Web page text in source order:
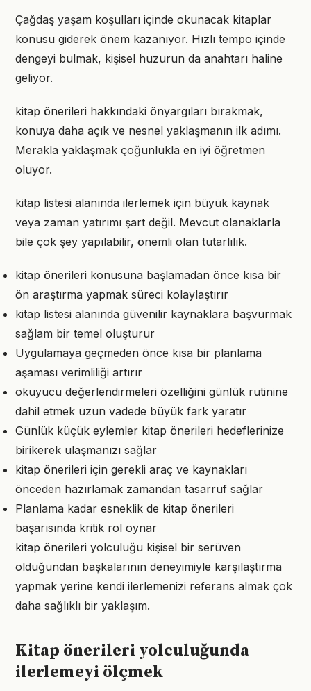
Çağdaş yaşam koşulları içinde okunacak kitaplar
konusu giderek önem kazanıyor. Hızlı tempo içinde
dengeyi bulmak, kişisel huzurun da anahtarı haline
geliyor.
kitap önerileri hakkındaki önyargıları bırakmak,
konuya daha açık ve nesnel yaklaşmanın ilk adımı.
Merakla yaklaşmak çoğunlukla en iyi öğretmen
oluyor.
kitap listesi alanında ilerlemek için büyük kaynak
veya zaman yatırımı şart değil. Mevcut olanaklarla
bile çok şey yapılabilir, önemli olan tutarlılık.
kitap önerileri konusuna başlamadan önce kısa bir
ön araştırma yapmak süreci kolaylaştırır
kitap listesi alanında güvenilir kaynaklara başvurmak
sağlam bir temel oluşturur
Uygulamaya geçmeden önce kısa bir planlama
aşaması verimliliği artırır
okuyucu değerlendirmeleri özelliğini günlük rutinine
dahil etmek uzun vadede büyük fark yaratır
Günlük küçük eylemler kitap önerileri hedeflerinize
birikerek ulaşmanızı sağlar
kitap önerileri için gerekli araç ve kaynakları
önceden hazırlamak zamandan tasarruf sağlar
Planlama kadar esneklik de kitap önerileri
başarısında kritik rol oynar
kitap önerileri yolculuğu kişisel bir serüven
olduğundan başkalarının deneyimiyle karşılaştırma
yapmak yerine kendi ilerlemenizi referans almak çok
daha sağlıklı bir yaklaşım.
Kitap önerileri yolculuğunda
ilerlemeyi ölçmek